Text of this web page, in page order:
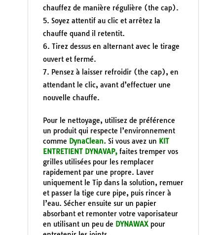
chauffez de manière régulière (the cap).
Soyez attentif au clic et arrêtez la
chauffe quand il retentit.
Tirez dessus en alternant avec le tirage
ouvert et fermé.
Pensez à laisser refroidir (the cap), en
attendant le clic, avant d’effectuer une
nouvelle chauffe.
Pour le nettoyage, utilisez de préférence
un produit qui respecte l’environnement
comme DynaClean.Si vous avez un KIT
ENTRETIENT DYNAVAP, faites tremper vos
grilles utilisées pour les remplacer
rapidement par une propre. Laver
uniquement le Tip dans la solution, remuer
et passer la tige cure pipe, puis rincer à
l’eau. Sécher ensuite sur un papier
absorbant et remonter votre vaporisateur
en utilisant un peu de DYNAWAX pour